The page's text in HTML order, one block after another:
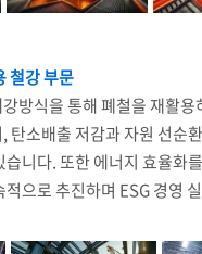
철강 부문
방식을 통해 폐철을 재활용
탄소배출 저감과 자원 선순
니다. 또한 에너지 효율화
으로 추진하며 ESG 경영